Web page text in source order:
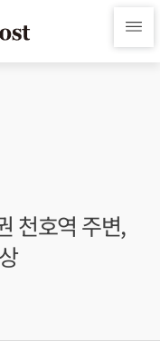
천호역 주변,